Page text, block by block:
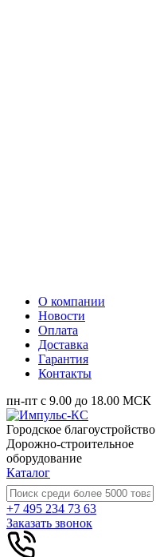
О компании
Новости
Оплата
Доставка
Гарантия
Контакты
пн-пт с 9.00 до 18.00 МСК
Городское благоустройство
Дорожно-строительное
оборудование
Каталог
+7 495 234 73 63
Заказать звонок